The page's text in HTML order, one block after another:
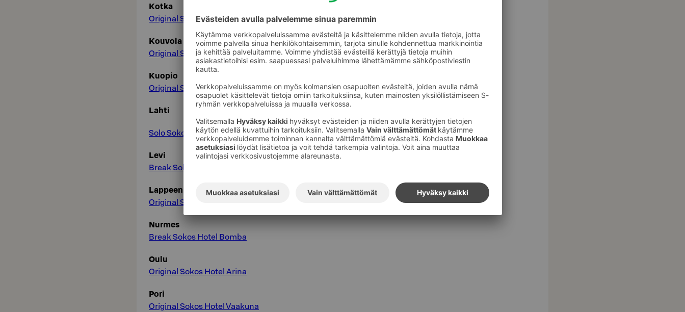
Kotka
Original Sokos Hotel Seurahuone
Kouvola
Original Sokos Hotel Vaakuna
Kuopio
Original Sokos Hotel Puijonsarvi
Lahti
Solo Sokos Hotel Lahden Seurahuone
Levi
Break Sokos Hotel Levi
Lappeenranta
Original Sokos Hotel Lappee
Nurmes
Break Sokos Hotel Bomba
Oulu
Original Sokos Hotel Arina
Pori
Original Sokos Hotel Vaakuna